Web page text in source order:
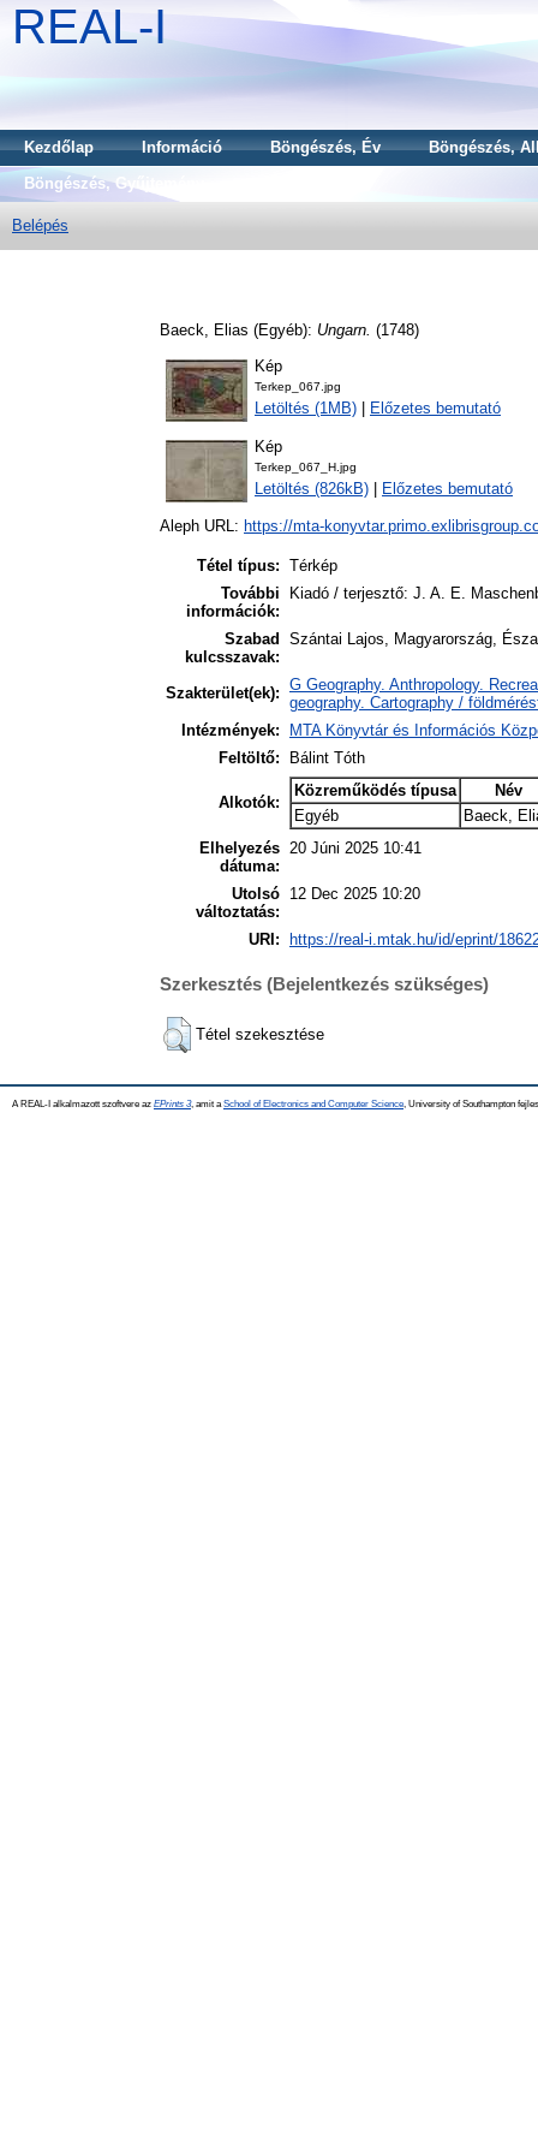
REAL-I
Kezdőlap Információ Böngészés, Év
Böngészés,
Böngészés, Gyűjtemény
Belépés
Baeck, Elias (Egyéb): Ungarn. (1748)
Kép
Terkep_067.jpg
Letöltés (1MB) Előzetes bemutató
Kép
Terkep_067_H.jpg
Letöltés (826kB) Előzetes bemutató
Aleph URL: https://mta-
Tétel típus: Térkép
További
információk:
Kiadó / terjesztő: J. A. E.
Szabad
kulcsszavak:
Szántai Lajos, Magyarország,
Szakterület(ek): G Geography. Anthropology.
geography. Cartography /
Intézmények:
MTA Könyvtár és Információs
Feltöltő:
Bálint Tóth
Alkotók:
Közreműködés típusa
Név
Egyéb
Baeck,
Elhelyezés
dátuma:
20 Júni 2025 10:41
Utolsó
változtatás:
12 Dec 2025 10:20
URI: https://real-i.mtak.hu/id/eprint/
Szerkesztés (Bejelentkezés szükséges)
Tétel szekesztése
A REAL-I alkalmazott szoftvere az EPrints 3, amit a School of Electronics and Computer Science , University of Southampton